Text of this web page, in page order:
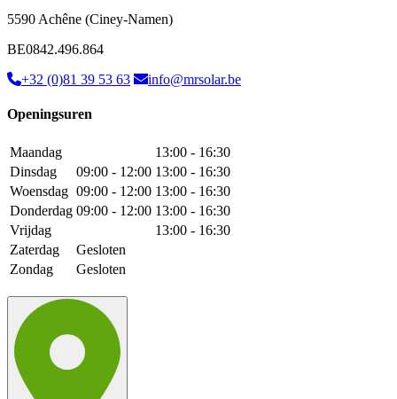
5590 Achêne (Ciney-Namen)
BE0842.496.864
+32 (0)81 39 53 63
info@mrsolar.be
Openingsuren
Maandag
13:00 - 16:30
Dinsdag
09:00 - 12:00 13:00 - 16:30
Woensdag 09:00 - 12:00 13:00 - 16:30
Donderdag 09:00 - 12:00 13:00 - 16:30
Vrijdag
13:00 - 16:30
Zaterdag
Gesloten
Zondag
Gesloten